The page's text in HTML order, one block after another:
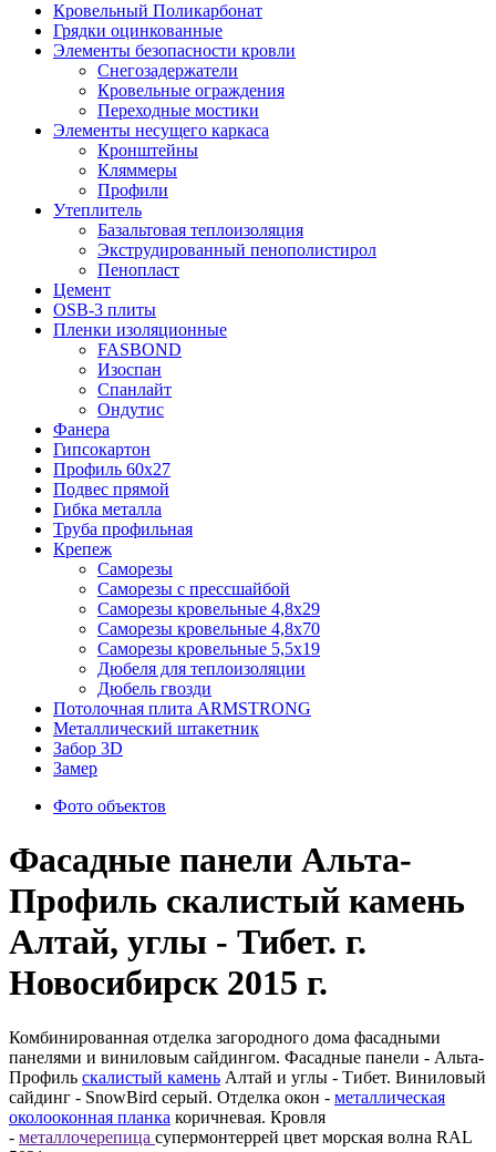
Кровельный Поликарбонат
Грядки оцинкованные
Элементы безопасности кровли
Снегозадержатели
Кровельные ограждения
Переходные мостики
Элементы несущего каркаса
Кронштейны
Кляммеры
Профили
Утеплитель
Базальтовая теплоизоляция
Экструдированный пенополистирол
Пенопласт
Цемент
OSB-3 плиты
Пленки изоляционные
FASBOND
Изоспан
Спанлайт
Ондутис
Фанера
Гипсокартон
Профиль 60х27
Подвес прямой
Гибка металла
Труба профильная
Крепеж
Саморезы
Саморезы с прессшайбой
Саморезы кровельные 4,8х29
Саморезы кровельные 4,8х70
Саморезы кровельные 5,5х19
Дюбеля для теплоизоляции
Дюбель гвозди
Потолочная плита ARMSTRONG
Металлический штакетник
Забор 3D
Замер
Фото объектов
Фасадные панели Альта-
Профиль скалистый камень
Алтай, углы - Тибет. г.
Новосибирск 2015 г.
Комбинированная отделка загородного дома фасадными
панелями и виниловым сайдингом. Фасадные панели - Альта-
Профиль скалистый камень Алтай и углы - Тибет. Виниловый
сайдинг - SnowBird серый. Отделка окон - металлическая
околооконная планка коричневая. Кровля
- металлочерепица супермонтеррей цвет морская волна RAL